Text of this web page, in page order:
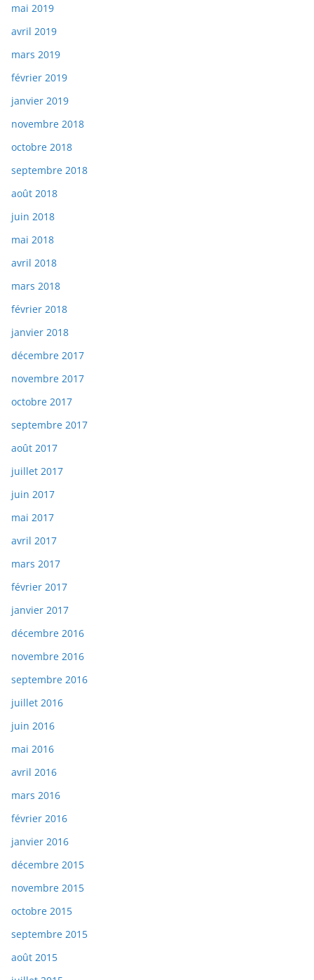
mai 2019
avril 2019
mars 2019
février 2019
janvier 2019
novembre 2018
octobre 2018
septembre 2018
août 2018
juin 2018
mai 2018
avril 2018
mars 2018
février 2018
janvier 2018
décembre 2017
novembre 2017
octobre 2017
septembre 2017
août 2017
juillet 2017
juin 2017
mai 2017
avril 2017
mars 2017
février 2017
janvier 2017
décembre 2016
novembre 2016
septembre 2016
juillet 2016
juin 2016
mai 2016
avril 2016
mars 2016
février 2016
janvier 2016
décembre 2015
novembre 2015
octobre 2015
septembre 2015
août 2015